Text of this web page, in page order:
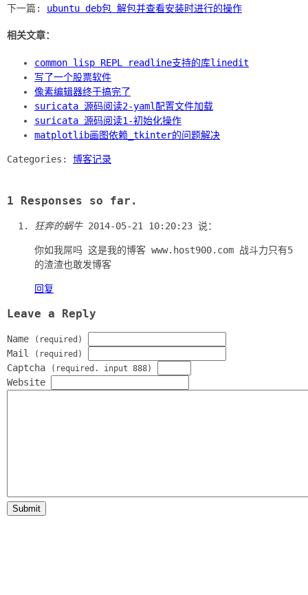
下一篇: ubuntu deb包 解包并查看安装时进行的操作
相关文章：
common lisp REPL readline支持的库linedit
写了一个股票软件
像素编辑器终于搞完了
suricata 源码阅读2-yaml配置文件加载
suricata 源码阅读1-初始化操作
matplotlib画图依赖_tkinter的问题解决
Categories: 博客记录
1 Responses so far.
狂奔的蜗牛2014-05-21 10:20:23 说：
你如我屌吗 这是我的博客 www.host900.com 战斗力只有5
的渣渣也敢发博客
回复
Leave a Reply
Name (required)
Mail (required)
Captcha (required. input 888)
Website